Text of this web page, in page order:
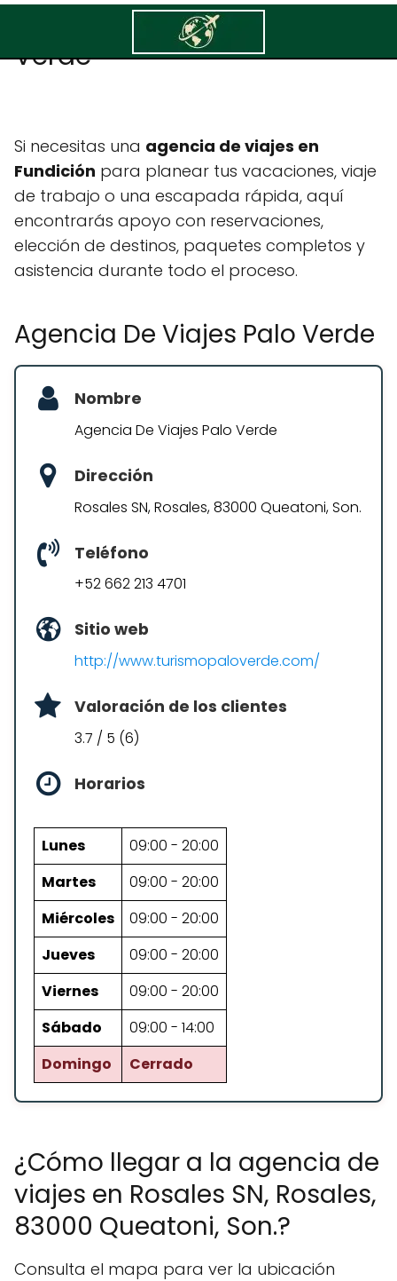
Agencia De Viajes Palo
Verde
Si necesitas una agencia de viajes en
Fundición para planear tus vacaciones, viaje
de trabajo o una escapada rápida, aquí
encontrarás apoyo con reservaciones,
elección de destinos, paquetes completos y
asistencia durante todo el proceso.
Agencia De Viajes Palo Verde
Nombre
Agencia De Viajes Palo Verde
Dirección
Rosales SN, Rosales, 83000 Queatoni, Son.
Teléfono
+52 662 213 4701
Sitio web
http://www.turismopaloverde.com/
Valoración de los clientes
3.7 / 5 (6)
Horarios
Lunes
09:00 - 20:00
Martes
09:00 - 20:00
Miércoles
09:00 - 20:00
Jueves
09:00 - 20:00
Viernes
09:00 - 20:00
Sábado
09:00 - 14:00
Domingo
Cerrado
¿Cómo llegar a la agencia de
viajes en Rosales SN, Rosales,
83000 Queatoni, Son.?
Consulta el mapa para ver la ubicación